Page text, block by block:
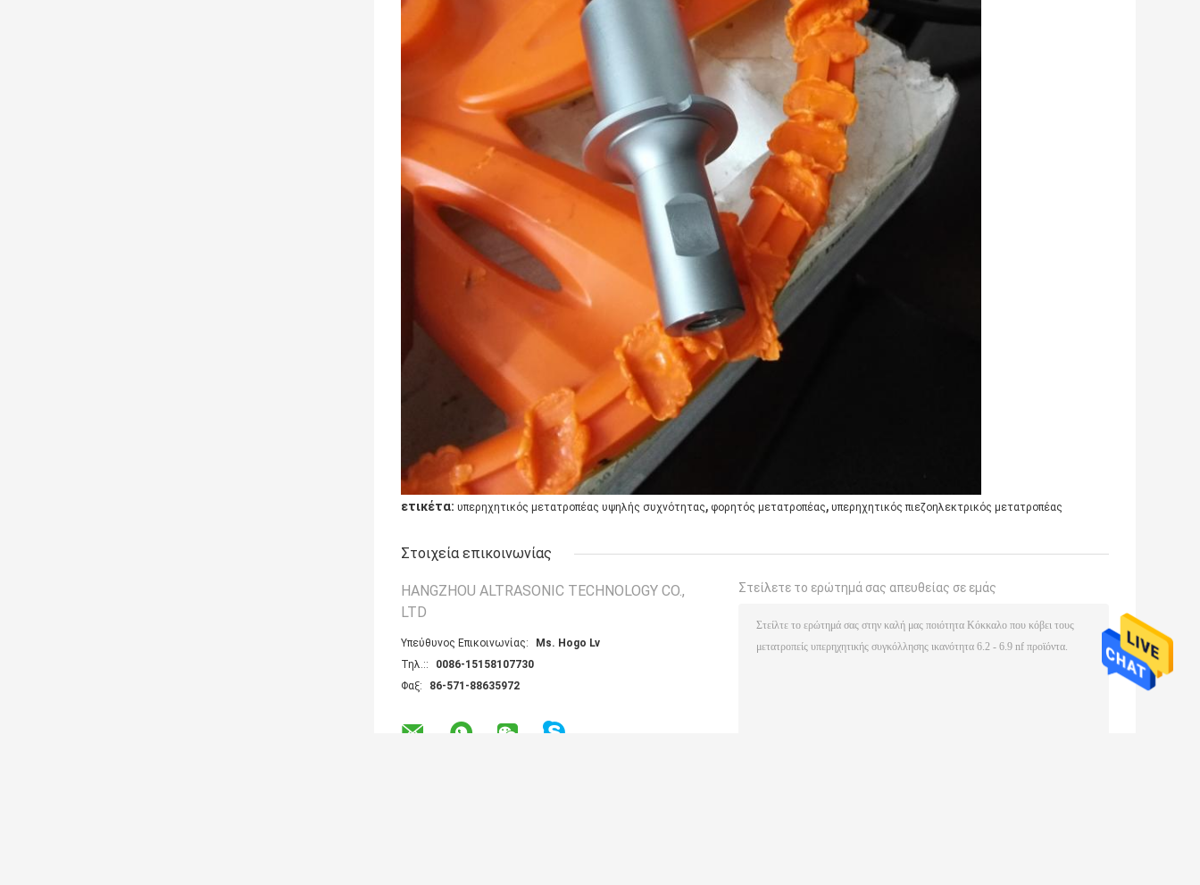
ετικέτα: υπερηχητικός μετατροπέας υψηλής συχνότητας, φορητός μετατροπέας, υπερηχητικός πιεζοηλεκτρικός μετατροπέας
Στοιχεία επικοινωνίας
HANGZHOU ALTRASONIC TECHNOLOGY CO.,
LTD
Υπεύθυνος Επικοινωνίας:
Ms. Hogo Lv
Τηλ.::
0086-15158107730
Φαξ:
86-571-88635972
Στείλετε το ερώτημά σας απευθείας σε εμάς